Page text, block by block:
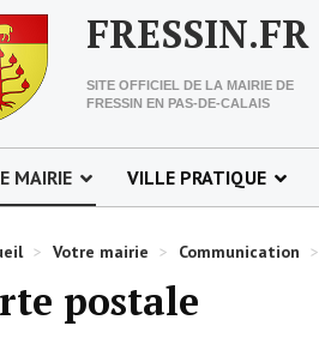
FRESSIN.FR
SITE OFFICIEL DE LA MAIRIE DE
FRESSIN EN PAS-DE-CALAIS
MAIRIE VILLE PRATIQUE
> Votre mairie > Communication >
postale